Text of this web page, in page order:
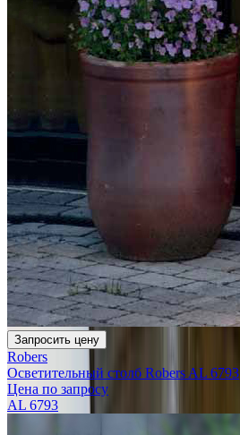
Запросить цену
Robers
Осветительный столб Robers AL 6793
Цена по запросу
AL 6793